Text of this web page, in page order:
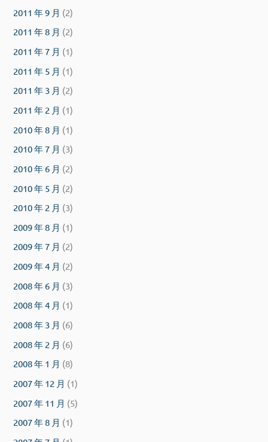
2011 年 9 月 (2)
2011 年 8 月 (2)
2011 年 7 月 (1)
2011 年 5 月 (1)
2011 年 3 月 (2)
2011 年 2 月 (1)
2010 年 8 月 (1)
2010 年 7 月 (3)
2010 年 6 月 (2)
2010 年 5 月 (2)
2010 年 2 月 (3)
2009 年 8 月 (1)
2009 年 7 月 (2)
2009 年 4 月 (2)
2008 年 6 月 (3)
2008 年 4 月 (1)
2008 年 3 月 (6)
2008 年 2 月 (6)
2008 年 1 月 (8)
2007 年 12 月 (1)
2007 年 11 月 (5)
2007 年 8 月 (1)